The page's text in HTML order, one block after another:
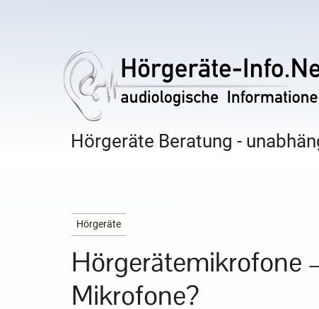
Hörgeräte Beratung -
Hörgeräte
Hörgerätemikrofone
Mikrofone?